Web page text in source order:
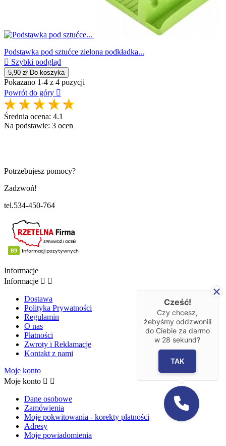
Podstawka pod sztućce zielona podkładka...
 Szybki podgląd
5,90 zł Do koszyka
Pokazano 1-4 z 4 pozycji
Powrót do góry 
Średnia ocena: 4.1
Na podstawie: 3 ocen
Potrzebujesz pomocy?
Zadzwoń!
tel.534-450-764
Informacje
Informacje  
Dostawa
Polityka Prywatności
Regulamin
O nas
Płatności
Zwroty i Reklamacje
Kontakt z nami
Moje konto
Moje konto  
Dane osobowe
Zamówienia
Moje pokwitowania - korekty płatności
Adresy
Moje powiadomienia
Cześć!
Czy chcesz,
żebyśmy oddzwonili
do Ciebie za darmo
w 28 sekund?
TAK